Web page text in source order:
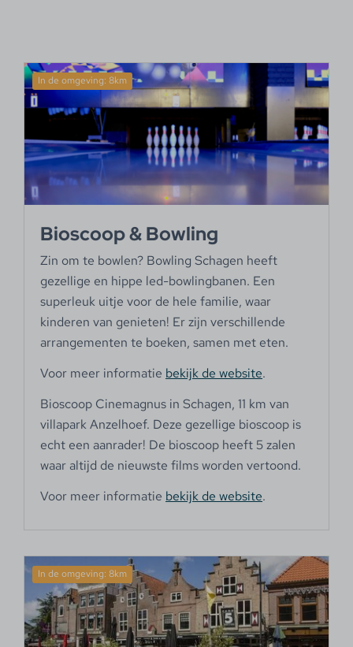
In de omgeving: 8km
Bioscoop & Bowling
Zin om te bowlen? Bowling Schagen heeft
gezellige en hippe led-bowlingbanen. Een
superleuk uitje voor de hele familie, waar
kinderen van genieten! Er zijn verschillende
arrangementen te boeken, samen met eten.
Voor meer informatie bekijk de website.
Bioscoop Cinemagnus in Schagen, 11 km van
villapark Anzelhoef. Deze gezellige bioscoop is
echt een aanrader! De bioscoop heeft 5 zalen
waar altijd de nieuwste films worden vertoond.
Voor meer informatie bekijk de website.
In de omgeving: 8km